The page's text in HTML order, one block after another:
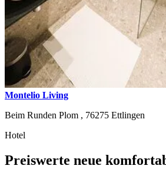
Montelio Living
Beim Runden Plom , 76275 Ettlingen
Hotel
Preiswerte neue